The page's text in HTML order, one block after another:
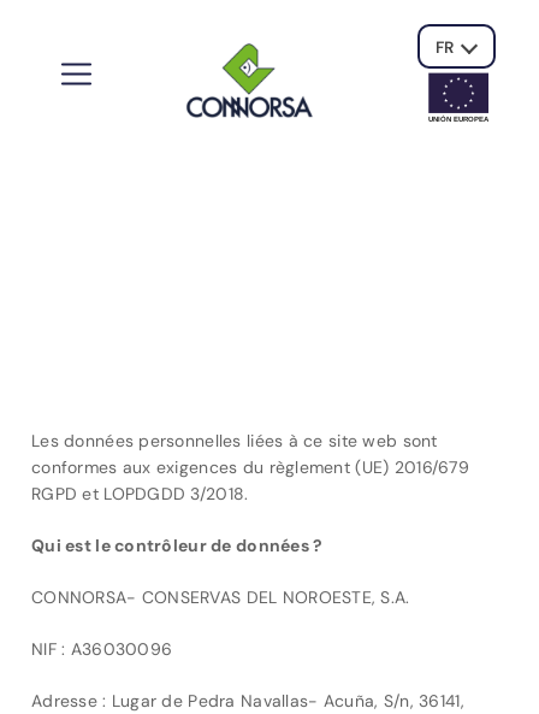
FR
UNIÓN EUROPEA
Les données personnelles liées à ce site web sont
conformes aux exigences du règlement (UE) 2016/679
RGPD et LOPDGDD 3/2018.
Qui est le contrôleur de données ?
CONNORSA- CONSERVAS DEL NOROESTE, S.A.
NIF : A36030096
Adresse : Lugar de Pedra Navallas- Acuña, S/n, 36141,